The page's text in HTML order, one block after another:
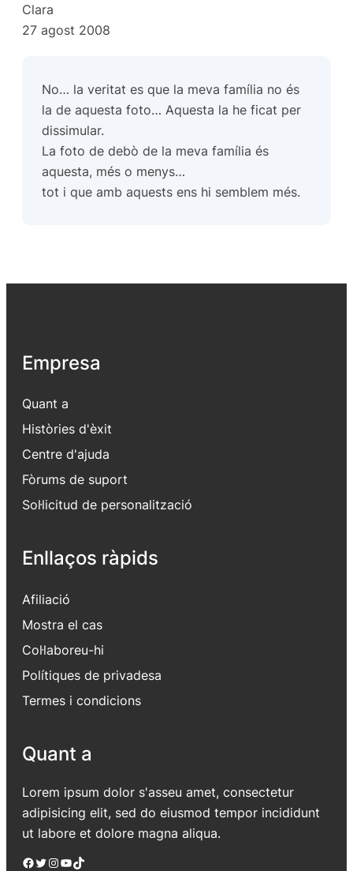
Clara
27 agost 2008
No… la veritat es que la meva família no és
la de aquesta foto… Aquesta la he ficat per
dissimular.
La foto de debò de la meva família és
aquesta, més o menys…
tot i que ambaquests ens hi semblem més.
Empresa
Quant a
Històries d'èxit
Centre d'ajuda
Fòrums de suport
Sol·licitud de personalització
Enllaços ràpids
Afiliació
Mostra el cas
Col·laboreu-hi
Polítiques de privadesa
Termes i condicions
Quant a
Lorem ipsum dolor s'asseu amet, consectetur
adipisicing elit, sed do eiusmod tempor incididunt
ut labore et dolore magna aliqua.
Facebook Twitter Instagram YouTube TikTok